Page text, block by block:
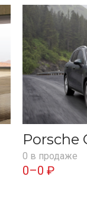
Porsche
0 в продаже
0–0 ₽